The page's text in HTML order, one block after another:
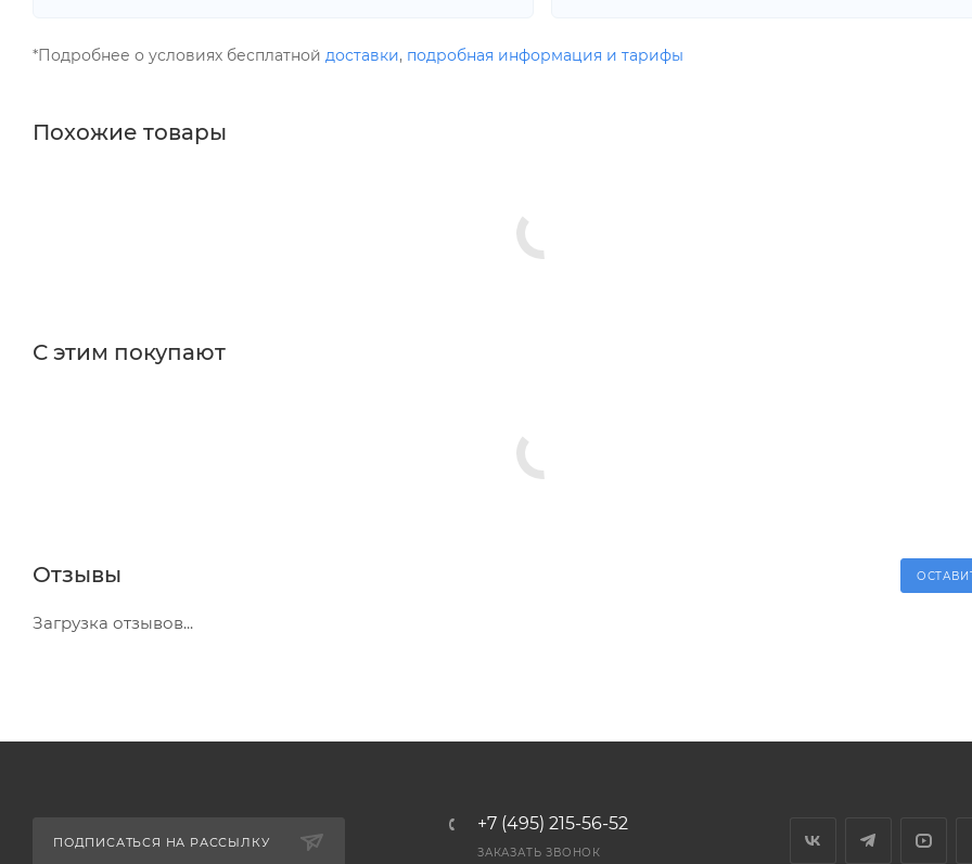
*Подробнее о условиях бесплатной доставки, подробная информация и тарифы
Похожие товары
С этим покупают
Отзывы
Загрузка отзывов...
ПОДПИСАТЬСЯ НА РАССЫЛКУ
+7 (495) 215-56-52
ЗАКАЗАТЬ ЗВОНОК